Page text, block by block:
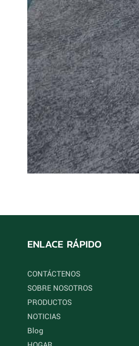
ENLACE RÁPIDO
CONTÁCTENOS
SOBRE NOSOTROS
PRODUCTOS
NOTICIAS
Blog